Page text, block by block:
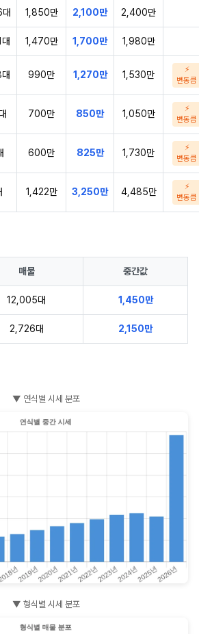
1,850만 2,100만 2,400만
1,470만 1,700만 1,980만
990만 1,270만 1,530만
⚡
변동큼
700만 850만 1,050만
⚡
변동큼
600만 825만 1,730만
⚡
변동큼
1,422만 3,250만 4,485만
⚡
변동큼
매물 중간값
12,005대 1,450만
2,726대 2,150만
▼ 연식별 시세 분포
▼ 형식별 시세 분포